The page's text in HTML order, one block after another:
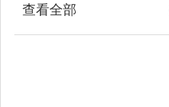
查看全部